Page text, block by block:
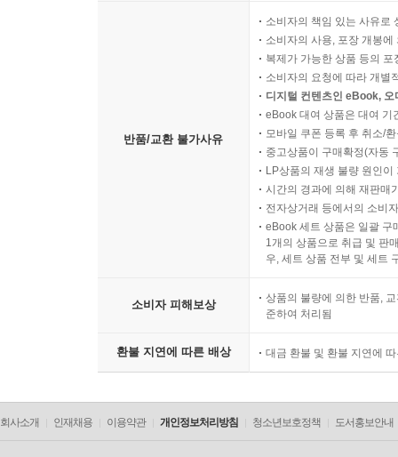
반품/교환 불가사유
소비자의 책임 있는 사유로
소비자의 사용, 포장 개봉
복제가 가능한 상품 등의
소비자의 요청에 따라 개별
디지털 컨텐츠인 eBook,
eBook 대여 상품은 대여 기
모바일 쿠폰 등록 후 취소/
중고상품이 구매확정(자동
LP상품의 재생 불량 원인
시간의 경과에 의해 재판매
전자상거래 등에서의 소비
eBook 세트 상품은 일괄 구
1개의 상품으로 취급 및 판
우, 세트 상품 전부 및 세트
소비자 피해보상
상품의 불량에 의한 반품,
준하여 처리됨
환불 지연에 따른 배상 대금 환불 및 환불 지연에
회사소개 인재채용 이용약관 개인정보처리방침 청소년보호정책 도서홍보안내